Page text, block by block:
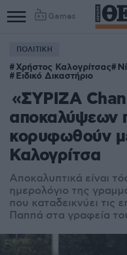
Games
ΠΟΛΙΤΙΚΗ
Χρήστος Καλογρίτσας
Ειδικό Δικαστήριο
«ΣΥΡΙΖΑ
αποκαλύψεων
κορυφωθούν
Καλογρίτσα
Αποκαλυπτικά είναι
ημερολόγιο της
που καταδεικνύει τις
Παππά στα γραφεία